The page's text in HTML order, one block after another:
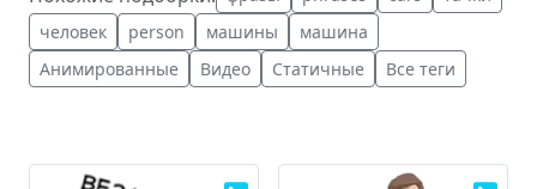
человек
person машины
машина
Анимированные
Видео Статичные Все теги